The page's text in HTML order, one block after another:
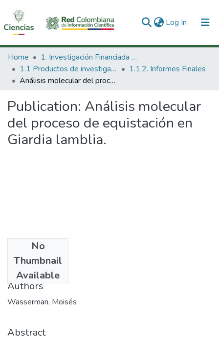
Log In (current)
Communities & Collections
All of DSpace
Home
1. Investigación Financiada con Recursos Públicos
1.1 Productos de investigación
1.1.2. Informes Finales
Análisis molecular del proceso de equistación en Giardia lamblia.
Publication: Análisis molecular
del proceso de equistación en
Giardia lamblia.
No
Thumbnail
Available
2007
Authors
Wasserman, Moisés
Abstract